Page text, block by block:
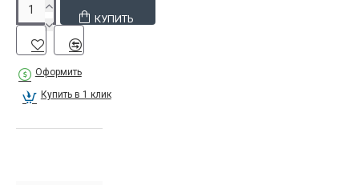
КУПИТЬ
Оформить
Купить в 1 клик